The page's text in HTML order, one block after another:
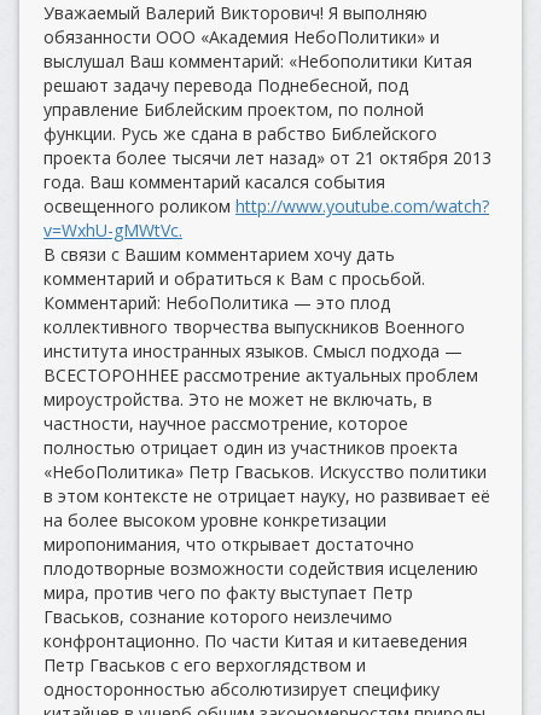
Уважаемый Валерий Викторович! Я выполняю
обязанности ООО «Академия НебоПолитики» и
выслушал Ваш комментарий: «Небополитики Китая
решают задачу перевода Поднебесной, под
управление Библейским проектом, по полной
функции. Русь же сдана в рабство Библейского
проекта более тысячи лет назад» от 21 октября 2013
года. Ваш комментарий касался события
освещенного роликом http://www.youtube.com/watch?
v=WxhU-gMWtVc.
В связи с Вашим комментарием хочу дать
комментарий и обратиться к Вам с просьбой.
Комментарий: НебоПолитика — это плод
коллективного творчества выпускников Военного
института иностранных языков. Смысл подхода —
ВСЕСТОРОННЕЕ рассмотрение актуальных проблем
мироустройства. Это не может не включать, в
частности, научное рассмотрение, которое
полностью отрицает один из участников проекта
«НебоПолитика» Петр Гваськов. Искусство политики
в этом контексте не отрицает науку, но развивает её
на более высоком уровне конкретизации
миропонимания, что открывает достаточно
плодотворные возможности содействия исцелению
мира, против чего по факту выступает Петр
Гваськов, сознание которого неизлечимо
конфронтационно. По части Китая и китаеведения
Петр Гваськов с его верхоглядством и
односторонностью абсолютизирует специфику